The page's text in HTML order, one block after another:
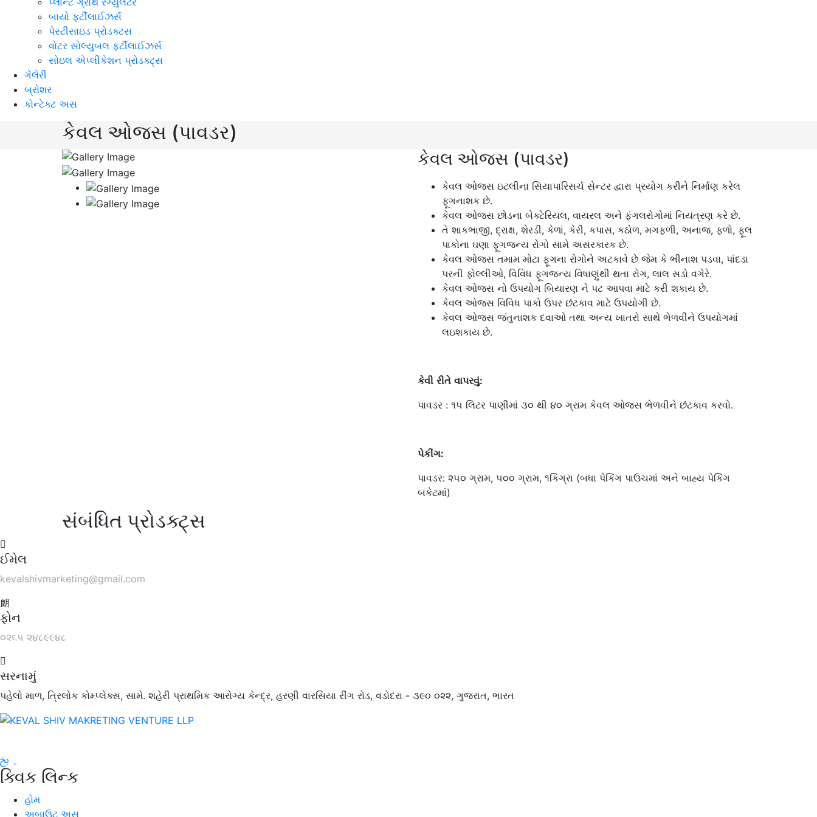
બાયો ફર્ટીલાઈઝર્સ
પેસ્ટીસાઇડ પ્રોડક્ટસ
વોટર સોલ્યુબલ ફર્ટીલાઈઝર્સ
સોઇલ એપ્લીકેશન પ્રોડક્ટ્સ
ગેલેરી
બ્રોશર
કોન્ટેક્ટ અસ
કેવલ ઓજસ (પાવડર)
કેવલ ઓજસ (પાવડર)
કેવલ ઓજસ ઇટલીના સિયાપારિસર્ચ સેન્ટર દ્વારા પ્રયોગ કરીને નિર્માણ કરેલ
ફૂગનાશક છે.
કેવલ ઓજસ છોડના બેક્ટેરિયલ, વાયરલ અને ફંગલરોગોમાં નિયંત્રણ કરે છે.
તે શાકભાજી, દ્રાક્ષ, શેરડી, કેળાં, કેરી, કપાસ, કઠોળ, મગફળી, અનાજ, ફળો, ફૂલ
પાકોના ઘણા ફૂગજન્ય રોગો સામે અસરકારક છે.
કેવલ ઓજસ તમામ મોટા ફૂગના રોગોને અટકાવે છે જેમ કે ભીનાશ પડવા, પાંદડા
પરની ફોલ્લીઓ, વિવિધ ફૂગજન્ય વિષાણુંથી થતા રોગ, લાલ સડો વગેરે.
કેવલ ઓજસ નો ઉપયોગ બિયારણ ને પટ આપવા માટે કરી શકાય છે.
કેવલ ઓજસ વિવિધ પાકો ઉપર છંટકાવ માટે ઉપયોગી છે.
કેવલ ઓજસ જંતુનાશક દવાઓ તથા અન્ય ખાતરો સાથે ભેળવીને ઉપયોગમાં
લઇશકાય છે.
કેવી રીતે વાપરવું:
પાવડર : ૧૫ લિટર પાણીમાં ૩૦ થી ૪૦ ગ્રામ કેવલ ઓજસ ભેળવીને છંટકાવ કરવો.
પેકીંગ:
પાવડર: ૨૫૦ ગ્રામ, ૫૦૦ ગ્રામ, ૧કિગ્રા (બધા પેકિંગ પાઉચમાં અને બાહ્ય પેકિંગ
બકેટમાં)
સંબંધિત પ્રોડક્ટ્સ
ઈમેલ
kevalshivmarketing@gmail.com
ફોન
૦૨૬૫ ૨૪૮૯૯૪૮
સરનામું
પહેલો માળ, ત્રિલોક કોમ્પ્લેક્સ, સામે. શહેરી પ્રાથમિક આરોગ્ય કેન્દ્ર, હરણી વારસિયા રીંગ રોડ, વડોદરા - ૩૯૦ ૦૨૨, ગુજરાત, ભારત
ક્વિક લિન્ક
હોમ
અબાઉટ અસ